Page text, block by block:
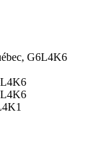
G6L4K6